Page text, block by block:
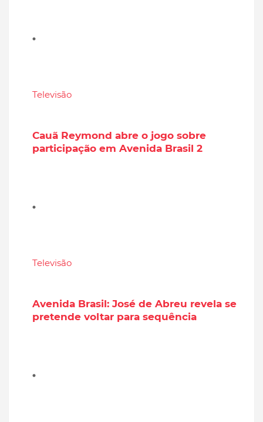
Televisão
Cauã Reymond abre o jogo sobre
participação em Avenida Brasil 2
Televisão
Avenida Brasil: José de Abreu revela se
pretende voltar para sequência